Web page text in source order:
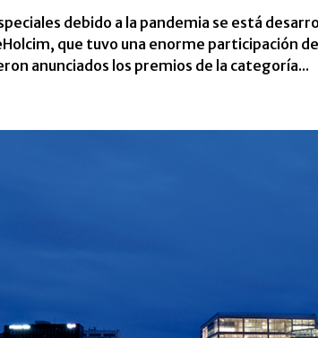
debido a la pandemia se está
que tuvo una enorme participación
anunciados los premios de la categoría...